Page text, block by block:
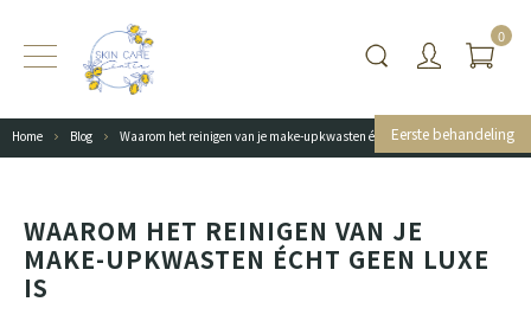
Eerste behandeling
0
Home Blog Waarom het reinigen van je make-upkwasten écht geen luxe is
WAAROM HET REINIGEN VAN JE
MAKE-UPKWASTEN ÉCHT GEEN LUXE
IS